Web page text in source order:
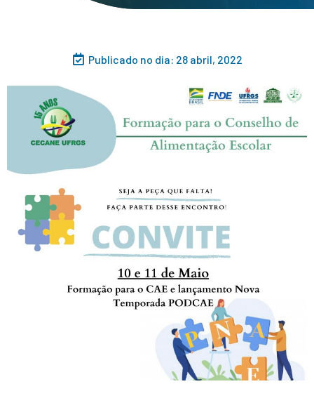
Publicado no dia: 28 abril, 2022